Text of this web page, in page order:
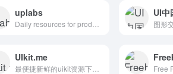
uplabs UI中
UIkit.me
最便捷新鲜的uikit资源下载网站